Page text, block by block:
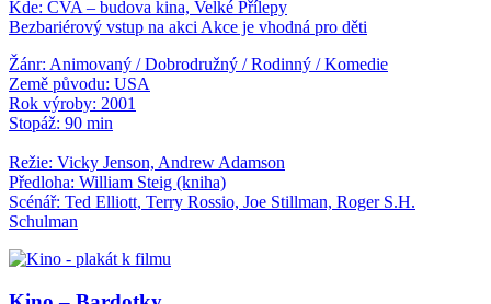
Kde: CVA – budova kina, Velké Přílepy
Bezbariérový vstup na akci Akce je vhodná pro děti
Žánr: Animovaný / Dobrodružný / Rodinný / Komedie
Země původu: USA
Rok výroby: 2001
Stopáž: 90 min
Režie: Vicky Jenson, Andrew Adamson
Předloha: William Steig (kniha)
Scénář: Ted Elliott, Terry Rossio, Joe Stillman, Roger S.H.
Schulman